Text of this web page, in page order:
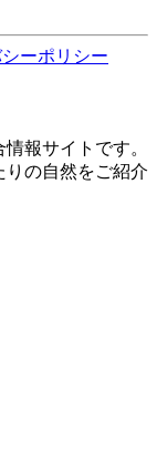
ーポリシー
報サイトです。
の自然をご紹介